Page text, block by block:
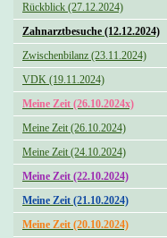
Rückblick (27.12.2024)
Zahnarztbesuche (12.12.2024)
Zwischenbilanz (23.11.2024)
VDK (19.11.2024)
Meine Zeit (26.10.2024x)
Meine Zeit (26.10.2024)
Meine Zeit (24.10.2024)
Meine Zeit (22.10.2024)
Meine Zeit (21.10.2024)
Meine Zeit (20.10.2024)